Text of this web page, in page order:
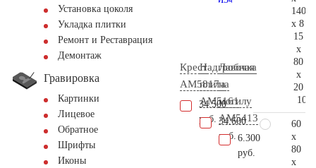
Установка цоколя
Укладка плитки
Ремонт и Реставрация
Демонтаж
Гравировка
Картинки
Лицевое
Обратное
Шрифты
Иконы
Крест
AM5817
34.500
руб.
Надгробная
плита
AM5161
34.600
руб.
Лавочка
на
могилу
AM5413
6.300
руб.
140
x 8
15
x
80
x
20
60
x
80
x